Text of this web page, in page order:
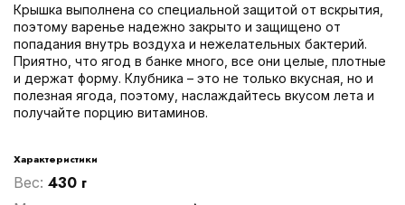
Крышка выполнена со специальной защитой от вскрытия,
поэтому варенье надежно закрыто и защищено от
попадания внутрь воздуха и нежелательных бактерий.
Приятно, что ягод в банке много, все они целые, плотные
и держат форму. Клубника – это не только вкусная, но и
полезная ягода, поэтому, наслаждайтесь вкусом лета и
получайте порцию витаминов.
Характеристики
Вес: 430 г